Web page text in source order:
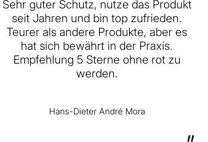
Sehr guter Schutz, nutze das Produkt
seit Jahren und bin top zufrieden.
Teurer als andere Produkte, aber es
hat sich bewährt in der Praxis.
Empfehlung 5 Sterne ohne rot zu
werden.
Hans-Dieter André Mora